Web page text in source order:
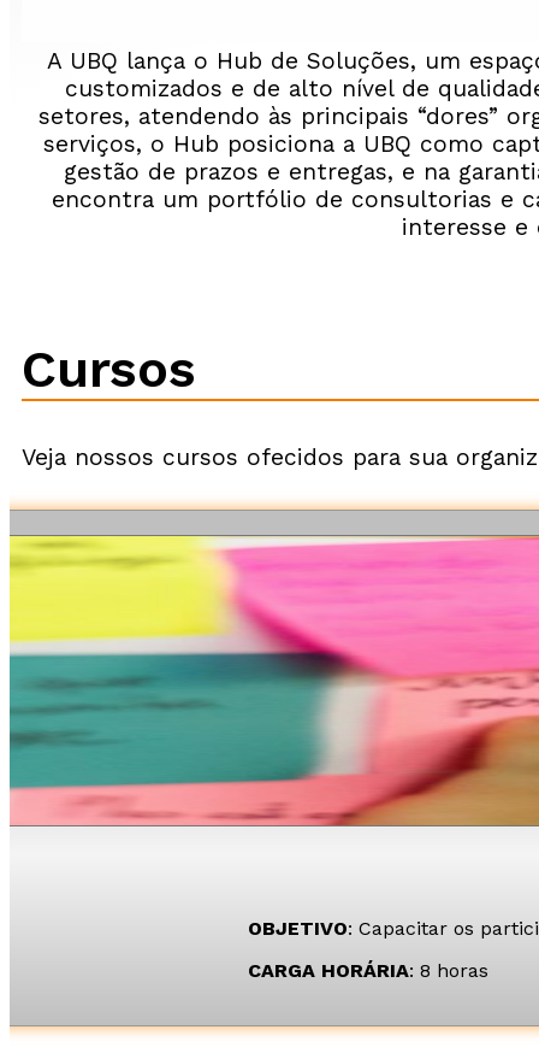
A UBQ lança o Hub de Soluções, um
customizados e de alto nível de
setores, atendendo às principais “dores”
serviços, o Hub posiciona a UBQ como
gestão de prazos e entregas, e na
encontra um portfólio de consultorias e
interesse e
Cursos
Veja nossos cursos ofecidos para sua
OBJETIVO: Capacitar os
CARGA HORÁRIA: 8 horas